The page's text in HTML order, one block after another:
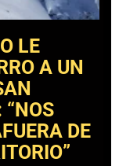
LE
A UN
“NOS
DE